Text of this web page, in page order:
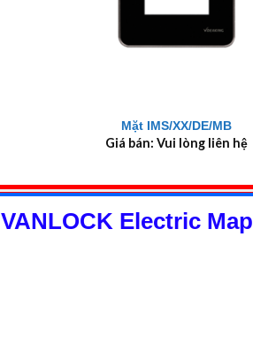
Mặt IMS/XX/DE/MB
Giá bán: Vui lòng liên hệ
Electric Map